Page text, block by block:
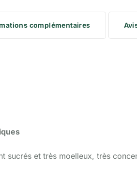
complémentaires
sucrés et très moelleux, très